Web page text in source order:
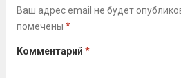
Ваш адрес email не будет
помечены *
Комментарий *